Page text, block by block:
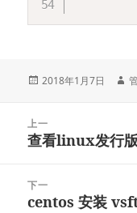
发
2018年1月7日
上一
上
文
章：
查看linux发行
下一
下
centos 安装